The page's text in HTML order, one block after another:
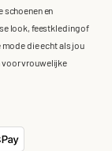
en
look, feestkleding of
die echt als jou
voor vrouwelijke